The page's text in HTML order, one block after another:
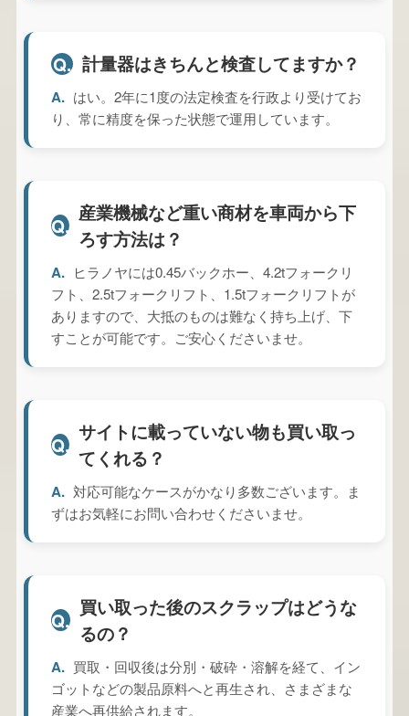
Q. 計量器はきちんと検査してますか？
A. はい。2年に1度の法定検査を行政より受けてお
り、常に精度を保った状態で運用しています。
Q.
産業機械など重い商材を車両から下
ろす方法は？
A. ヒラノヤには0.45バックホー、4.2tフォークリ
フト、2.5tフォークリフト、1.5tフォークリフトが
ありますので、大抵のものは難なく持ち上げ、下
すことが可能です。ご安心くださいませ。
Q.
サイトに載っていない物も買い取っ
てくれる？
A. 対応可能なケースがかなり多数ございます。ま
ずはお気軽にお問い合わせくださいませ。
Q.
買い取った後のスクラップはどうな
るの？
A. 買取・回収後は分別・破砕・溶解を経て、イン
ゴットなどの製品原料へと再生され、さまざまな
産業へ再供給されます。